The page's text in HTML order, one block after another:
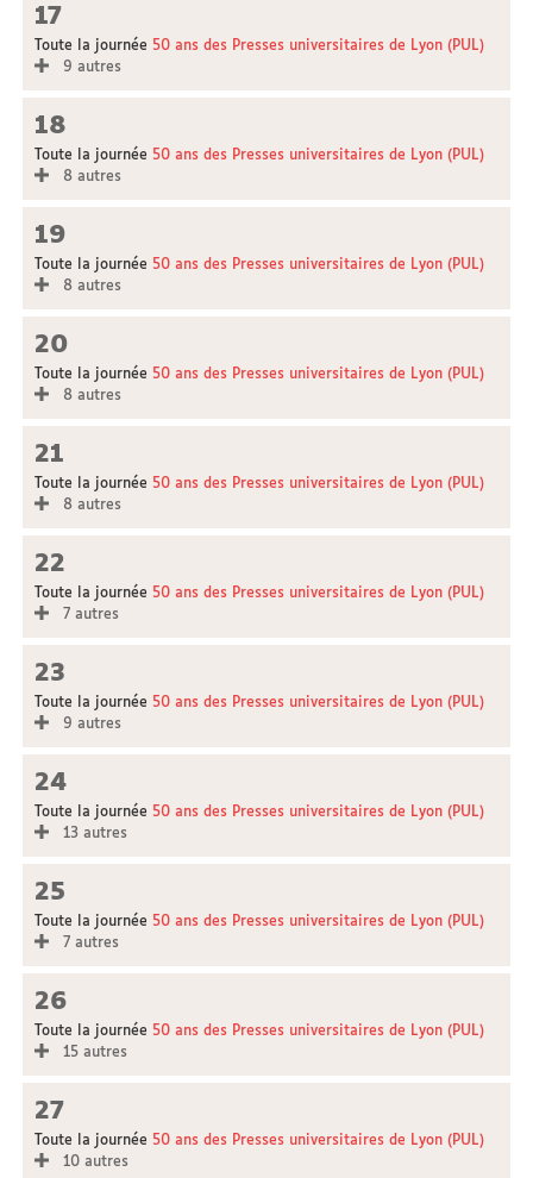
17
Toute la journée 50 ans des Presses universitaires de Lyon (PUL)
9 autres
18
Toute la journée 50 ans des Presses universitaires de Lyon (PUL)
8 autres
19
Toute la journée 50 ans des Presses universitaires de Lyon (PUL)
8 autres
20
Toute la journée 50 ans des Presses universitaires de Lyon (PUL)
8 autres
21
Toute la journée 50 ans des Presses universitaires de Lyon (PUL)
8 autres
22
Toute la journée 50 ans des Presses universitaires de Lyon (PUL)
7 autres
23
Toute la journée 50 ans des Presses universitaires de Lyon (PUL)
9 autres
24
Toute la journée 50 ans des Presses universitaires de Lyon (PUL)
13 autres
25
Toute la journée 50 ans des Presses universitaires de Lyon (PUL)
7 autres
26
Toute la journée 50 ans des Presses universitaires de Lyon (PUL)
15 autres
27
Toute la journée 50 ans des Presses universitaires de Lyon (PUL)
10 autres